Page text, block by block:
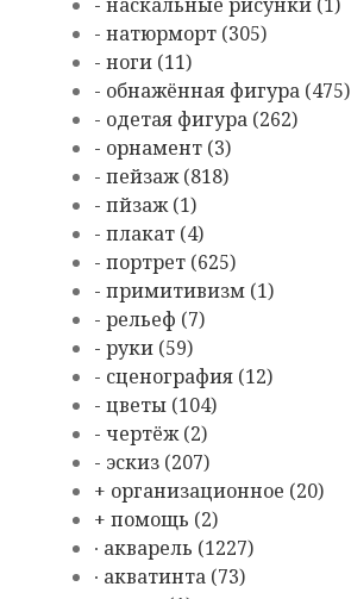
- натюрморт (305)
- ноги (11)
- обнажённая фигура (475)
- одетая фигура (262)
- орнамент (3)
- пейзаж (818)
- пйзаж (1)
- плакат (4)
- портрет (625)
- примитивизм (1)
- рельеф (7)
- руки (59)
- сценография (12)
- цветы (104)
- чертёж (2)
- эскиз (207)
+ организационное (20)
+ помощь (2)
∙ акварель (1227)
∙ акватинта (73)